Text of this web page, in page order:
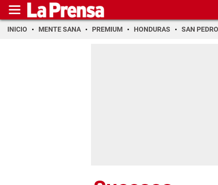
INICIO MENTE SANA PREMIUM HONDURAS SAN PEDRO